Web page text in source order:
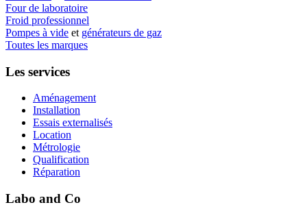
Four de laboratoire
Froid professionnel
Pompes à vide et générateurs de gaz
Toutes les marques
Les services
Aménagement
Installation
Essais externalisés
Location
Métrologie
Qualification
Réparation
Labo and Co